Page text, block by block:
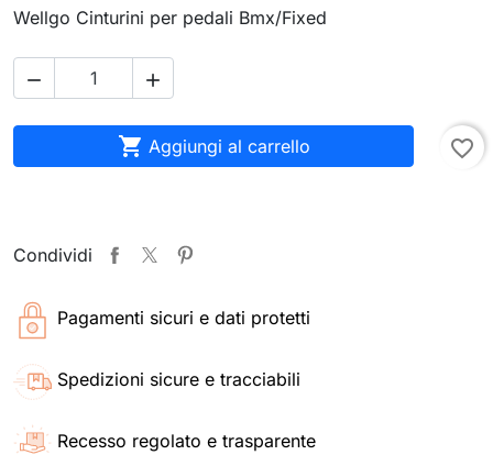
Wellgo Cinturini per pedali Bmx/Fixed
 
 Aggiungi al carrello favorite_border
Condividi
Pagamenti sicuri e dati protetti
Spedizioni sicure e tracciabili
Recesso regolato e trasparente